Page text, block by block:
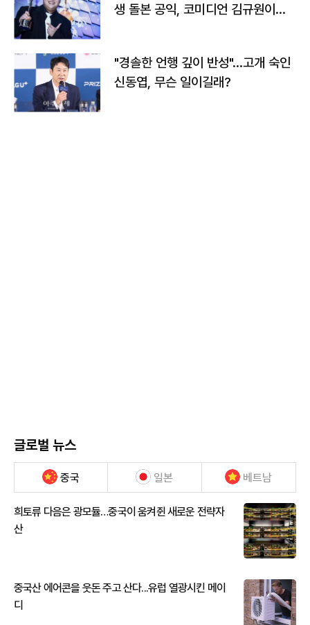
생 돌본 공익, 코미디언 김규원이었
"경솔한 언행 깊이 반성"…고개 숙인
신동엽, 무슨 일이길래?
글로벌 뉴스
중국 일본 베트남
희토류 다음은 광모듈…중국이 움켜쥔 새로운 전략자
산
중국산 에어콘을 웃돈 주고 산다...유럽 열광시킨 메이
디